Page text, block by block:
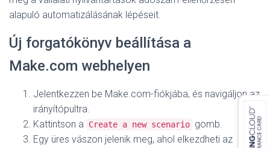
alapuló automatizálásának lépéseit.
Új forgatókönyv beállítása a
Make.com webhelyen
Jelentkezzen be Make.com-fiókjába, és navigáljon az
irányítópultra.
Kattintson a Create a new scenario gomb.
Egy üres vászon jelenik meg, ahol elkezdheti az